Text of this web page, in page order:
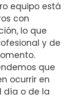
equipo está
con
lo que
y de
que
ocurrir en
día o de la